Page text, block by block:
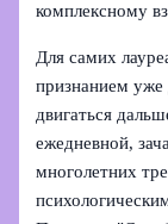
комплексному
Для самих
признанием
двигаться
ежедневной,
многолетних